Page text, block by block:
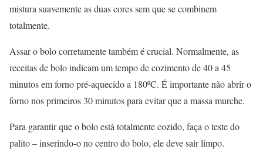
mistura suavemente as duas cores sem que se combinem
totalmente.
Assar o bolo corretamente também é crucial. Normalmente, as
receitas de bolo indicam um tempo de cozimento de 40 a 45
minutos em forno pré-aquecido a 180ºC. É importante não abrir o
forno nos primeiros 30 minutos para evitar que a massa murche.
Para garantir que o bolo está totalmente cozido, faça o teste do
palito – inserindo-o no centro do bolo, ele deve sair limpo.